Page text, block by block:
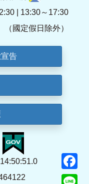
| 13:30～17:30
（國定假日除外）
告